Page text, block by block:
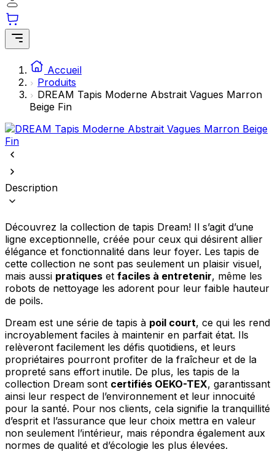
Accueil
Produits
DREAM Tapis Moderne Abstrait Vagues Marron
Beige Fin
Description
Découvrez la collection de tapis Dream! Il s’agit d’une
ligne exceptionnelle, créée pour ceux qui désirent allier
élégance et fonctionnalité dans leur foyer. Les tapis de
cette collection ne sont pas seulement un plaisir visuel,
mais aussi pratiques et faciles à entretenir, même les
robots de nettoyage les adorent pour leur faible hauteur
de poils.
Dream est une série de tapis à poil court, ce qui les rend
incroyablement faciles à maintenir en parfait état. Ils
relèveront facilement les défis quotidiens, et leurs
propriétaires pourront profiter de la fraîcheur et de la
propreté sans effort inutile. De plus, les tapis de la
collection Dream sont certifiés OEKO-TEX, garantissant
ainsi leur respect de l’environnement et leur innocuité
pour la santé. Pour nos clients, cela signifie la tranquillité
d’esprit et l’assurance que leur choix mettra en valeur
non seulement l’intérieur, mais répondra également aux
normes de qualité et d’écologie les plus élevées.
comme votre langue préférée ou la région dans laquelle vous vous
trouvez.
Statistiques
Les cookies statistiques aident les propriétaires de sites web à
comprendre comment les visiteurs interagissent avec les sites en
collectant et en rapportant des informations de manière anonyme.
Marketing
Les cookies marketing sont utilisés pour suivre les utilisateurs sur les
Les cookies non classés sont des cookies qui sont en processus de
classification, en collaboration avec les fournisseurs de cookies
individuels.
Rejeter
Accepter tout